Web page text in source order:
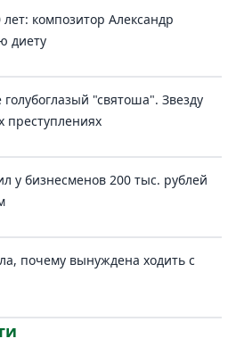
композитор Александр
диету
"святоша". Звезду
преступлениях
у бизнесменов 200 тыс. рублей
почему вынуждена ходить с